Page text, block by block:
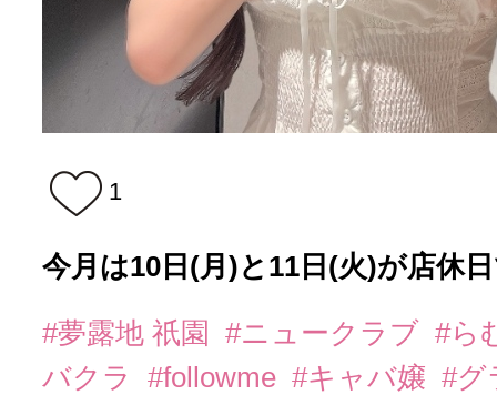
1
今月は10日(月)と11日(火)が店休
#夢露地 祇園 #ニュークラブ #ら
バクラ
#followme #キャバ嬢 #グ